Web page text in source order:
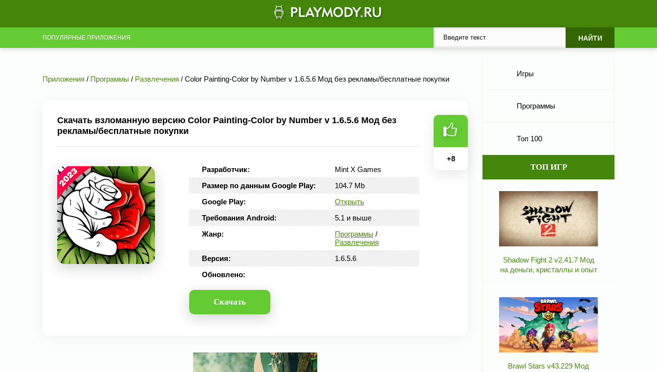
ПОПУЛЯРНЫЕ ПРИЛОЖЕНИЯ
Приложения / Программы / Развлечения / Color Painting-Color by Number v 1.6.5.6 Мод без рекламы/бесплатные покупки
Скачать взломанную версию Color Painting-Color by Number v 1.6.5.6 Мод без
рекламы/бесплатные покупки
Разработчик:
Mint X Games
Размер по данным Google Play:
104.7 Mb
Google Play:
Открыть
Требования Android:
5.1 и выше
Жанр:
Программы /
Развлечения
Версия:
1.6.5.6
Обновлено:
Скачать
+8
Игры
Программы
Топ 100
ТОП ИГР
Shadow Fight 2 v2.41.7 Мод
на деньги, кристаллы и опыт
Brawl Stars v43.229 Мод